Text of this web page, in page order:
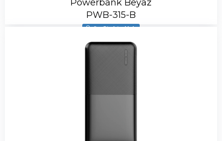
Powerbank Beyaz
PWB-315-B
Ürün Stokta Yok